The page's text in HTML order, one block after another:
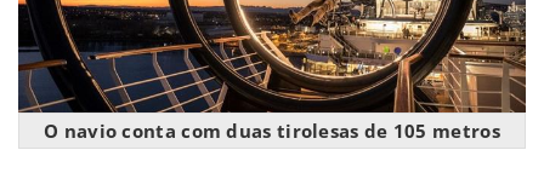
O navio conta com duas tirolesas de 105 metros